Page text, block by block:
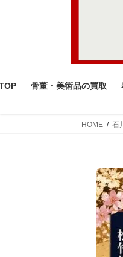
骨董・美術品の買取
HOME 石